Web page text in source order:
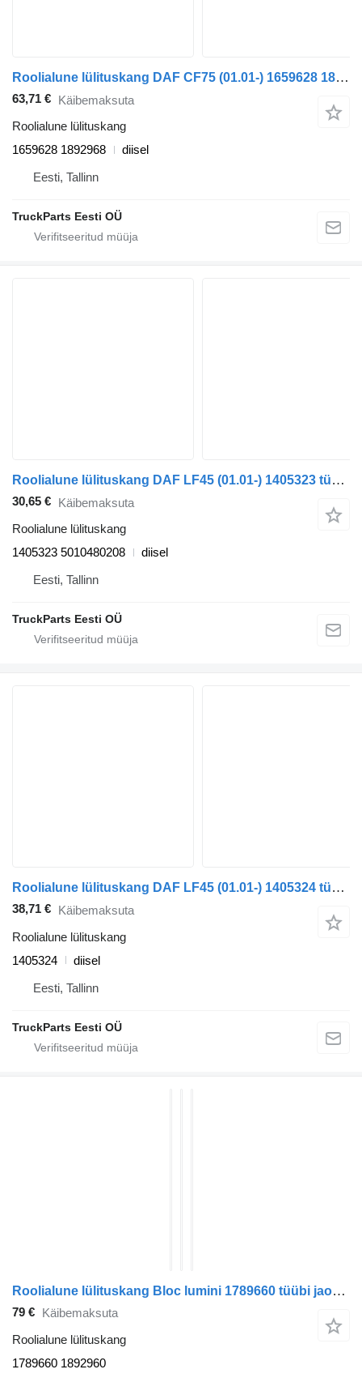
Roolialune lülituskang DAF CF75 (01.01-) 1659628 1892968 tüübi jaoks sadulveoki DAF LF45, LF55, LF180, CF65, CF75, CF85 (2001-)
63,71 € Käibemaksuta
Roolialune lülituskang
1659628 1892968
diisel
Eesti, Tallinn
TruckParts Eesti OÜ
Roolialune lülituskang DAF LF45 (01.01-) 1405323 tüübi jaoks sadulveoki DAF LF45, LF55, LF180, CF65, CF75, CF85 (2001-)
30,65 € Käibemaksuta
Roolialune lülituskang
1405323 5010480208
diisel
Eesti, Tallinn
TruckParts Eesti OÜ
Roolialune lülituskang DAF LF45 (01.01-) 1405324 tüübi jaoks sadulveoki DAF LF45, LF55, LF180, CF65, CF75, CF85 (2001-)
38,71 € Käibemaksuta
Roolialune lülituskang
1405324
diisel
Eesti, Tallinn
TruckParts Eesti OÜ
Roolialune lülituskang Bloc lumini 1789660 tüübi jaoks sadulveoki DAF CF85
79 € Käibemaksuta
Roolialune lülituskang
1789660 1892960